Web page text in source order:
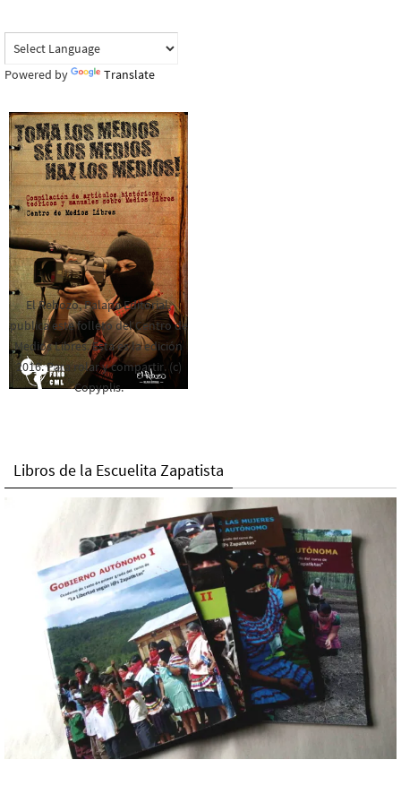
Powered by Translate
El Rebozo, Palapa Editorial,
publica este folleto del Centro de
Medios Libres. Esta es la edición
2016. Para rolar y compartir. (c)
Copyplis.
Libros de la Escuelita Zapatista